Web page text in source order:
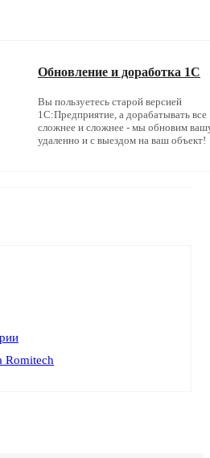
Обновление и доработка 1С
Вы пользуетесь старой версией
1С:Предприятие, а дорабатывать все
сложнее и сложнее - мы обновим
удаленно и с выездом на ваш объект!
Romitech